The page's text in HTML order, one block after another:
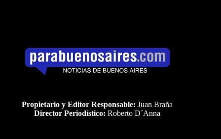
Propietario y Editor Responsable: Juan Braña
Director Periodístico: Roberto D´Anna